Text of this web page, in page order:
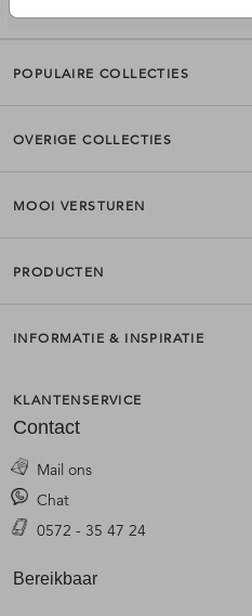
POPULAIRE COLLECTIES
OVERIGE COLLECTIES
MOOI VERSTUREN
PRODUCTEN
INFORMATIE & INSPIRATIE
KLANTENSERVICE
Contact
Mail ons
Chat
0572 - 35 47 24
Bereikbaar